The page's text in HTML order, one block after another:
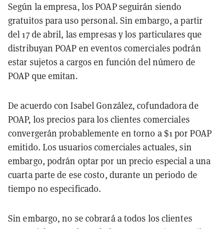
Según la empresa, los POAP seguirán siendo
gratuitos para uso personal. Sin embargo, a partir
del 17 de abril, las empresas y los particulares que
distribuyan POAP en eventos comerciales podrán
estar sujetos a cargos en función del número de
POAP que emitan.
De acuerdo con Isabel González, cofundadora de
POAP, los precios para los clientes comerciales
convergerán probablemente en torno a $1 por POAP
emitido. Los usuarios comerciales actuales, sin
embargo, podrán optar por un precio especial a una
cuarta parte de ese costo, durante un periodo de
tiempo no especificado.
Sin embargo, no se cobrará a todos los clientes